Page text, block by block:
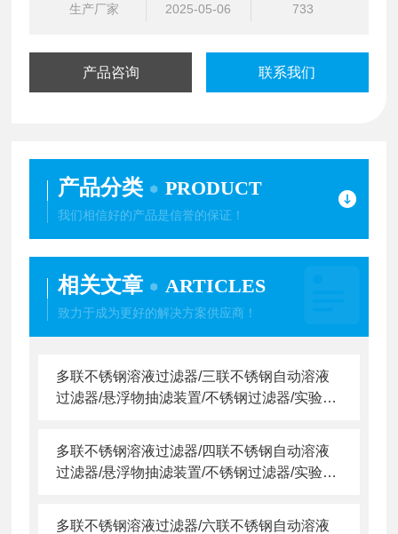
生产厂家
2025-05-06
733
产品咨询 联系我们
产品分类 PRODUCT
我们相信好的产品是信誉的保证！
相关文章 ARTICLES
致力于成为更好的解决方案供应商！
多联不锈钢溶液过滤器/三联不锈钢自动溶液
过滤器/悬浮物抽滤装置/不锈钢过滤器/实验室
多联不锈钢溶液过滤器/四联不锈钢自动溶液
过滤器/悬浮物抽滤装置/不锈钢过滤器/实验室
多联不锈钢溶液过滤器/六联不锈钢自动溶液